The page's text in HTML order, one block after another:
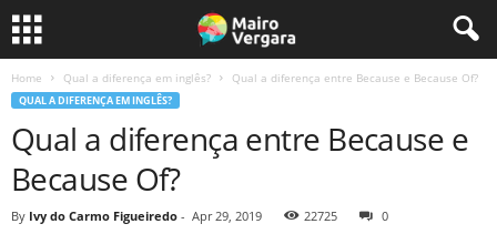
Home Qual a diferença em inglês? Qual a diferença entre Because e Because Of?
QUAL A DIFERENÇA EM INGLÊS?
Qual a diferença entre Because e
Because Of?
By Ivy do Carmo Figueiredo - Apr 29, 2019 22725 0